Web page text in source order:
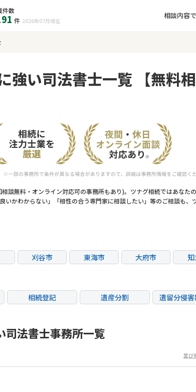
件数
件 2026年07月 現在
相談内容
強い司法書士一覧 【無料
談無料・オンライン対応可の事務所もあり)。ツナグ相続ではあなた
いかわからない」「相性の合う専門家に相談したい」等のご相談も、
刈谷市 東海市 大府市
相続登記 遺産分割
遺留分侵
相続人調査 相続財産調査
司法書士事務所一覧
並び